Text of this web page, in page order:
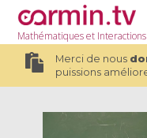
Mathématiqueset Interactions
Merci de nous
puissions